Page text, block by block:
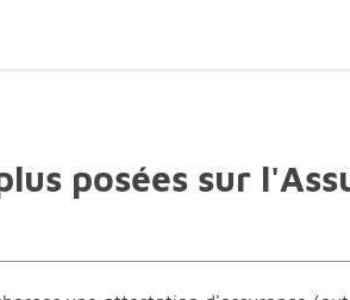
posées sur